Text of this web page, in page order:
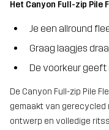
Het Canyon Full-zip Pile
Je een allround
Graag laagjes
De voorkeur
De Canyon Full-zip Pile
gemaakt van gerecycled
ontwerp en volledige